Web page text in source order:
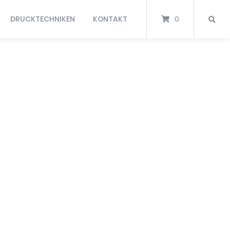
DRUCKTECHNIKEN KONTAKT 0